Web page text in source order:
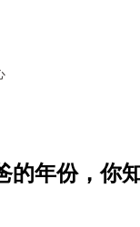
的年份，你